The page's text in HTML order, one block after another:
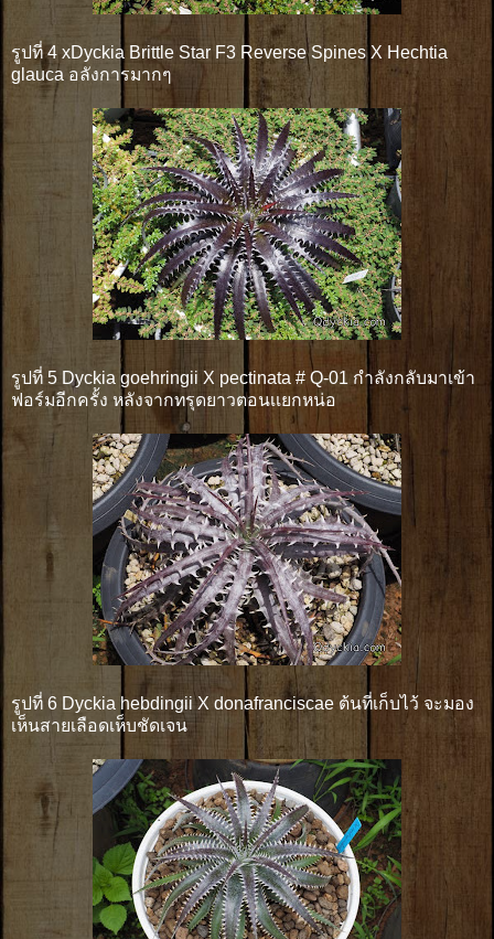
รูปที่ 4 xDyckia Brittle Star F3 Reverse Spines X Hechtia
glauca อลังการมากๆ
รูปที่ 5 Dyckia goehringii X pectinata # Q-01 กำลังกลับมาเข้า
ฟอร์มอีกครั้ง หลังจากทรุดยาวตอนเเยกหน่อ
รูปที่ 6 Dyckia hebdingii X donafranciscae ต้นที่เก็บไว้ จะมอง
เห็นสายเลือดเห็บชัดเจน